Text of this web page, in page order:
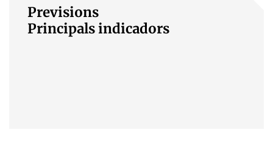
Previsions
Principals indicadors